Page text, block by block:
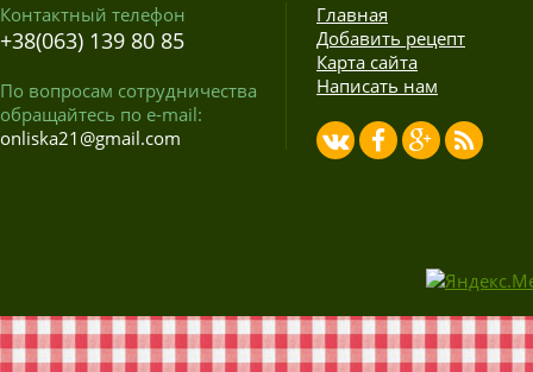
Контактный телефон
+38(063) 139 80 85
По вопросам сотрудничества
обращайтесь по e-mail:
onliska21@gmail.com
Главная
Добавить рецепт
Карта сайта
Написать нам